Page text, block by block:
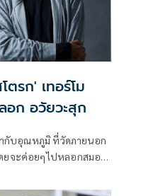
ตรก' เทอร์โม
ก อวัยวะสุก
กับอุณหภูมิ ที่วัดภายนอก
ยจะค่อยๆไปหลอกสมอง